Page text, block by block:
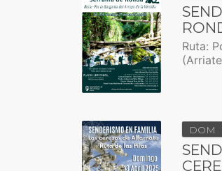
Ruta:
DOM